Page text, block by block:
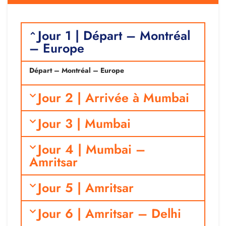
Jour 1 | Départ – Montréal
– Europe
Départ – Montréal – Europe
Jour 2 | Arrivée à Mumbai
Jour 3 | Mumbai
Jour 4 | Mumbai –
Amritsar
Jour 5 | Amritsar
Jour 6 | Amritsar – Delhi